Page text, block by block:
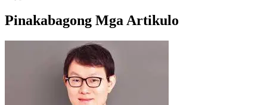
Pinakabagong Mga Artikulo